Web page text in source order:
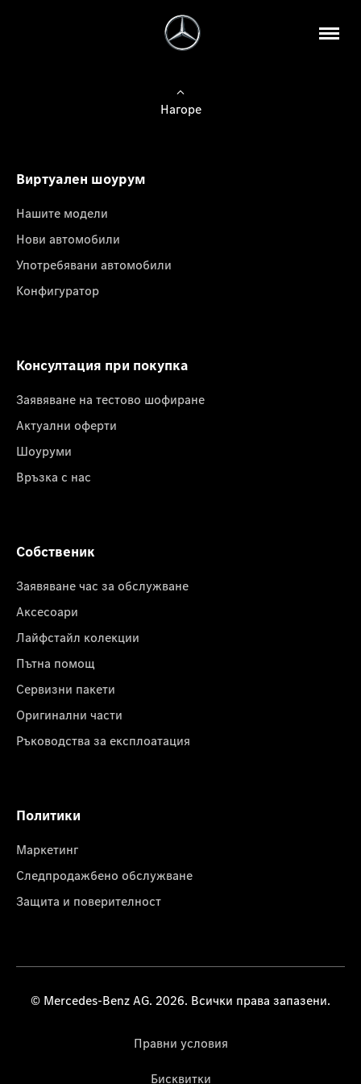
Нагоре
Виртуален шоурум
Нашите модели
Нови автомобили
Употребявани автомобили
Конфигуратор
Консултация при покупка
Заявяване на тестово шофиране
Актуални оферти
Шоуруми
Връзка с нас
Собственик
Заявяване час за обслужване
Аксесоари
Лайфстайл колекции
Пътна помощ
Сервизни пакети
Оригинални части
Ръководства за експлоатация
Политики
Маркетинг
Следпродажбено обслужване
Защита и поверителност
© Mercedes-Benz AG. 2026. Всички права запазени.
Правни условия
Бисквитки